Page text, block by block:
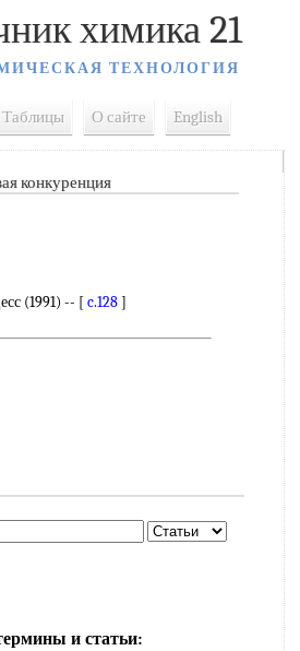
химика 21
ТЕХНОЛОГИЯ
Таблицы О сайте English
конкуренция
(1991) -- [ c.128]
и статьи: